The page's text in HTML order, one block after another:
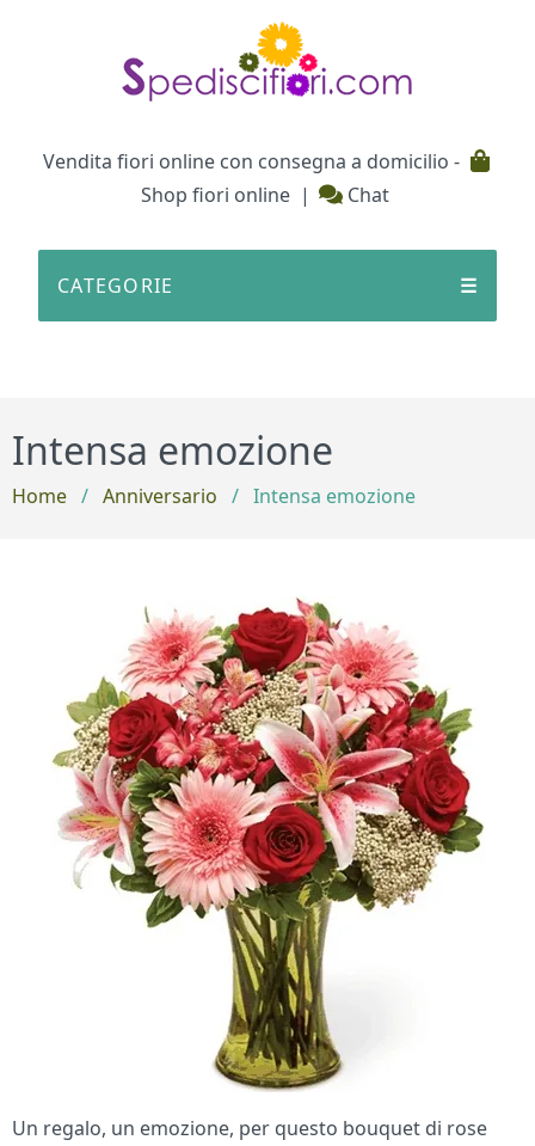
Vendita fiori online con consegna a domicilio -
Shop fiori online | Chat
CATEGORIE ☰
Intensa emozione
Home / Anniversario / Intensa emozione
Un regalo, un emozione, per questo bouquet di rose